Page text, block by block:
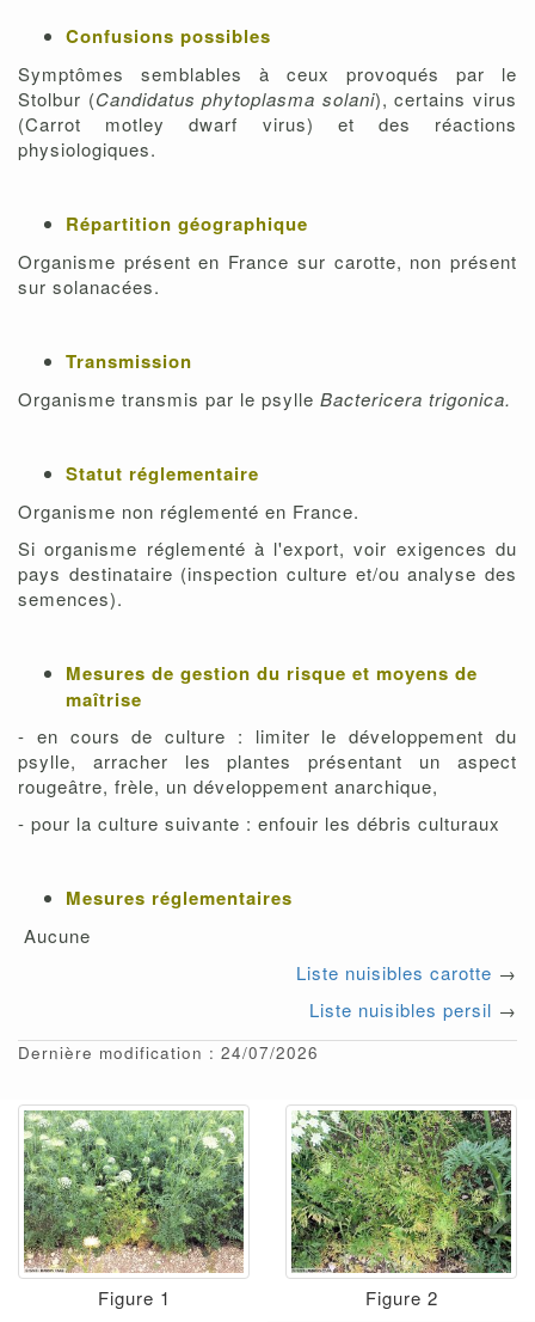
Confusions possibles
Symptômes semblables à ceux provoqués par le
Stolbur (Candidatus phytoplasma solani), certains virus
(Carrot motley dwarf virus) et des réactions
physiologiques.
Répartition géographique
Organisme présent en France sur carotte, non présent
sur solanacées.
Transmission
Organisme transmis par le psylle Bactericera trigonica.
Statut réglementaire
Organisme non réglementé en France.
Si organisme réglementé à l'export, voir exigences du
pays destinataire (inspection culture et/ou analyse des
semences).
Mesures de gestion du risque et moyens de
maîtrise
- en cours de culture : limiter le développement du
psylle, arracher les plantes présentant un aspect
rougeâtre, frèle, un développement anarchique,
- pour la culture suivante : enfouir les débris culturaux
Mesures réglementaires
Aucune
Liste nuisibles carotte →
Liste nuisibles persil →
Dernière modification : 24/07/2026
Figure 1 Figure 2